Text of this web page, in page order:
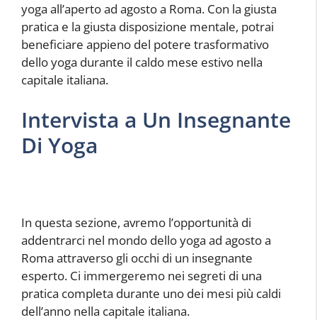
yoga all’aperto ad agosto a Roma. Con la giusta
pratica e la giusta disposizione mentale, potrai
beneficiare appieno del potere trasformativo
dello yoga durante il caldo mese estivo nella
capitale italiana.
Intervista a Un Insegnante
Di Yoga
In questa sezione, avremo l’opportunità di
addentrarci nel mondo dello yoga ad agosto a
Roma attraverso gli occhi di un insegnante
esperto. Ci immergeremo nei segreti di una
pratica completa durante uno dei mesi più caldi
dell’anno nella capitale italiana.